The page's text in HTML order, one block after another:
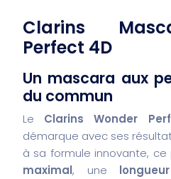
Clarins
Perfect 4D
Un mascara aux
du commun
Le Clarins Wonder
démarque avec ses
à sa formule innovante,
maximal, une